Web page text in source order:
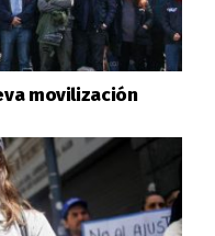
movilización